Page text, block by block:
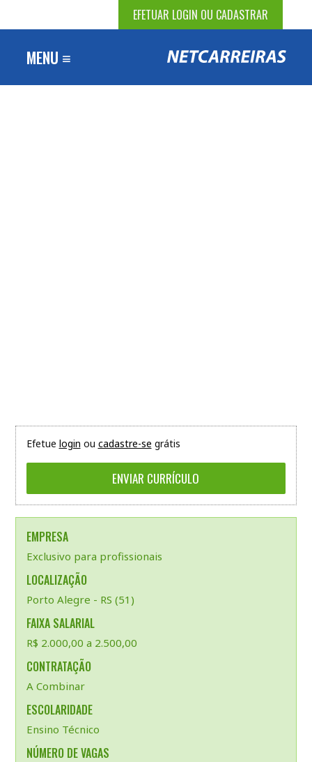
EFETUAR LOGIN OU CADASTRAR
MENU ≡
Efetue login ou cadastre-se grátis
EMPRESA
Exclusivo para profissionais
LOCALIZAÇÃO
Porto Alegre - RS (51)
FAIXA SALARIAL
R$ 2.000,00 a 2.500,00
CONTRATAÇÃO
A Combinar
ESCOLARIDADE
Ensino Técnico
NÚMERO DE VAGAS